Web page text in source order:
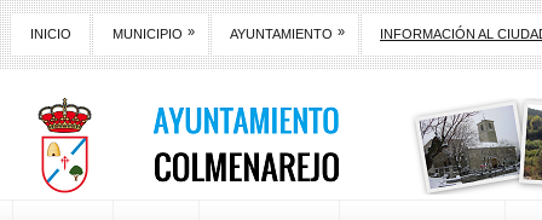
INICIO MUNICIPIO » AYUNTAMIENTO » INFORMACIÓN AL